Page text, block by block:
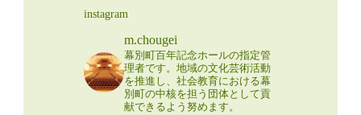
instagram
m.chougei
幕別町百年記念ホールの指定管
理者です。地域の文化芸術活動
を推進し、社会教育における幕
別町の中核を担う団体として貢
献できるよう努めます。